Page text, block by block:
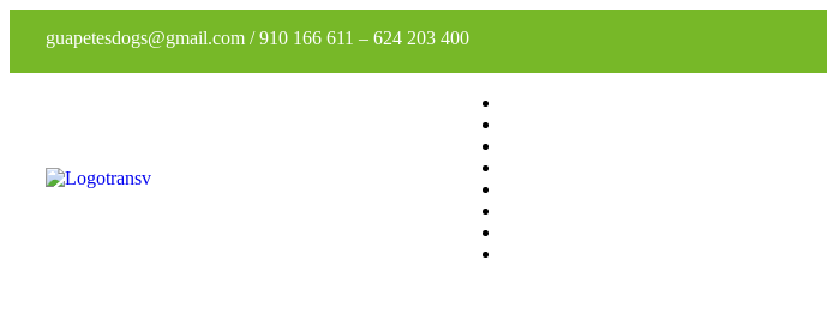
guapetesdogs@gmail.com /910 166 611 – 624 203 400